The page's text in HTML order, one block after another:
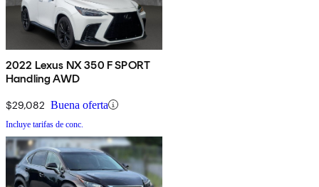
2022 Lexus NX 350 F SPORT
Handling AWD
$29,082 Buena oferta
Incluye tarifas de conc.